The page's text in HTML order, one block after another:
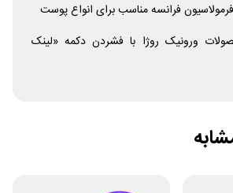
فرمولاسیون فرانسه مناسب برای انواع پوست
ورونیک روژا با فشردن دکمه «لینک